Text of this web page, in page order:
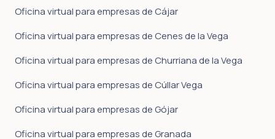
Oficina virtual para empresas de Cájar
Oficina virtual para empresas de Cenes de la Vega
Oficina virtual para empresas de Churriana de la Vega
Oficina virtual para empresas de Cúllar Vega
Oficina virtual para empresas de Gójar
Oficina virtual para empresas de Granada